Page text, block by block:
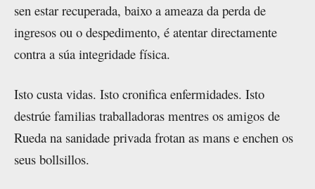
sen estar recuperada, baixo a ameaza da perda de
ingresos ou o despedimento, é atentar directamente
contra a súa integridade física.
Isto custa vidas. Isto cronifica enfermidades. Isto
destrúe familias traballadoras mentres os amigos de
Rueda na sanidade privada frotan as mans e enchen os
seus bollsillos.